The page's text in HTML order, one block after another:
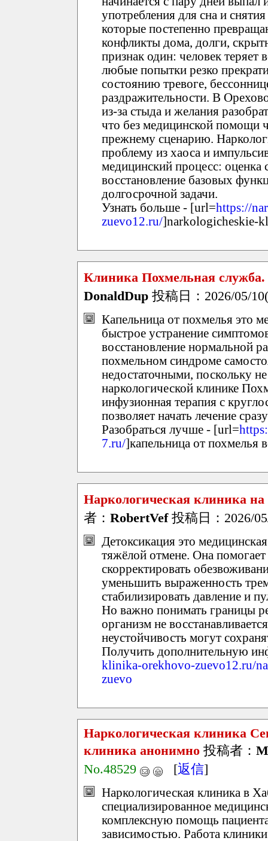
употребления для сна и
которые постепенно
конфликты дома, долги,
признак один: человек теряет
любые попытки резко
состоянию тревоге,
раздражительности. В
из-за стыда и желания
что без медицинской помощи
прежнему сценарию.
проблему из хаоса и
медицинский процесс: оценка
восстановление базовых
долгосрочной задачи.
Узнать больше - [url=https://
zuevo12.ru/]narkologicheskie-
Клиника Похмельная
DonaldDup 投稿日：2026/05/
Капельница от похмелья это
быстрое устранение
восстановление нормальной
похмельном синдроме
недостаточными, поскольку
наркологической клинике
инфузионная терапия с
позволяет начать лечение
Разобраться лучше - [url=
7.ru/]капельница от похмелья
Наркологическая клиника на
者： RobertVef投稿日：2026/
Детоксикация это
тяжёлой отмене. Она помогает
скорректировать
уменьшить выраженность
стабилизировать давление и
Но важно понимать границы
организм не
неустойчивость могут
Получить дополнительную
klinika-orekhovo-zuevo12.ru/
zuevo
Наркологическая клиника
клиника анонимно 投稿者：
No.48529
[返信]
Наркологическая клиника в
специализированное
комплексную помощь
зависимостью. Работа